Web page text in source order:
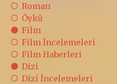
Roman
Öykü
Film
Film İncelemeleri
Film Haberleri
Dizi
Dizi İncelemeleri